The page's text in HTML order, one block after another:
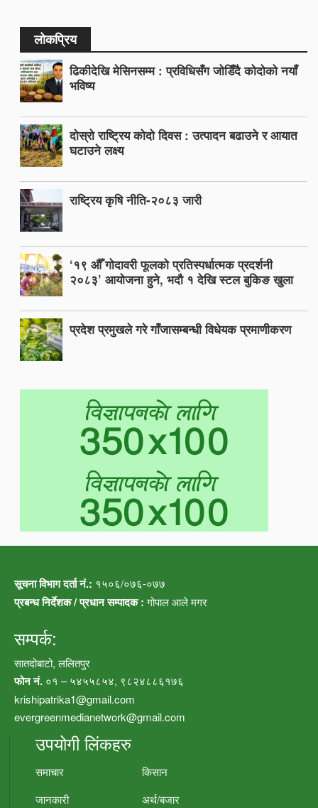
लोकप्रिय
ढिकीदेखि मेसिनसम्म : प्रविधिसँग जोडिँदै कोदोको नयाँ
भविष्य
दोस्रो राष्ट्रिय कोदो दिवस : उत्पादन बढाउने र आयात
घटाउने लक्ष्य
राष्ट्रिय कृषि नीति-२०८३ जारी
‘१९ औँ गोदावरी फूलको प्रतिस्पर्धात्मक प्रदर्शनी
२०८३’ आयोजना हुने, भदौ १ देखि स्टल बुकिङ खुला
प्रदेश प्रमुखले गरे गाँजासम्बन्धी विधेयक प्रमाणीकरण
सूचना विभाग दर्ता नं.: १५०६/०७६-०७७
प्रबन्ध निर्देशक / प्रधान सम्पादक :गोपाल आले मगर
सम्पर्क:
सातदोबाटो, ललितपुर
फोन नं. ०१ – ५४५५८५४, ९८२४८८६१७६
krishipatrika1@gmail.com
evergreenmedianetwork@gmail.com
उपयोगी लिंकहरु
समाचार
किसान
जानकारी
अर्थ/बजार